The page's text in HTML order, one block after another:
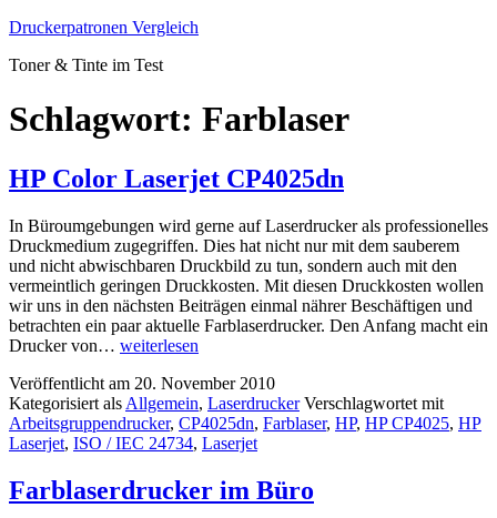
Zum
springen
Druckerpatronen Vergleich
Toner & Tinte im Test
Schlagwort: Farblaser
HP Color Laserjet CP4025dn
In Büroumgebungen wird gerne auf Laserdrucker als professionelles
Druckmedium zugegriffen. Dies hat nicht nur mit dem sauberem
und nicht abwischbaren Druckbild zu tun, sondern auch mit den
vermeintlich geringen Druckkosten. Mit diesen Druckkosten wollen
wir uns in den nächsten Beiträgen einmal nährer Beschäftigen und
betrachten ein paar aktuelle Farblaserdrucker. Den Anfang macht ein
Drucker von… HP
Laserjet
CP4025dn
weiterlesen
Veröffentlicht am 20. November 2010
Kategorisiert als Allgemein, Laserdrucker Verschlagwortet mit
Arbeitsgruppendrucker, CP4025dn, Farblaser, HP, HP CP4025, HP
Laserjet, ISO / IEC 24734, Laserjet
Farblaserdrucker im Büro